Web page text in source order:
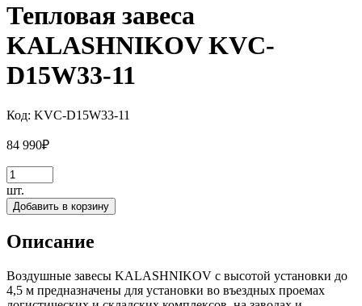
Тепловая завеса
KALASHNIKOV KVC-
D15W33-11
Код: KVC-D15W33-11
84 990₽
шт.
Добавить в корзину
Описание
Воздушные завесы KALASHNIKOV с высотой установки до
4,5 м предназначены для установки во въездных проемах